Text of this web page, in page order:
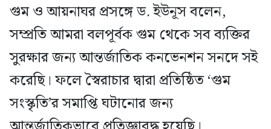
গুম ও আয়নাঘর প্রসঙ্গে ড. ইউনূস বলেন,
সম্প্রতি আমরা বলপূর্বক গুম থেকে সব ব্যক্তির
সুরক্ষার জন্য আন্তর্জাতিক কনভেনশন সনদে সই
করেছি। ফলে স্বৈরাচার দ্বারা প্রতিষ্ঠিত ‘গুম
সংস্কৃতি’র সমাপ্তি ঘটানোর জন্য